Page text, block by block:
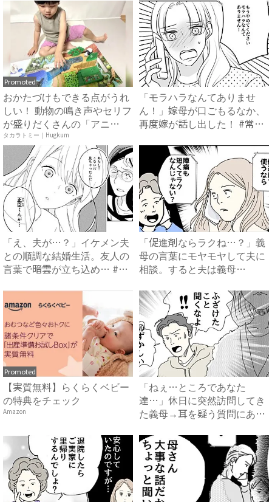
Promoted
おかたづけもできる点がうれ
しい！ 動物の鳴き声やセリフ
が盛りだくさんの「アニ
ア ...
タカラトミー｜Hugkum
「モラハラなんてありませ
ん！」嫁母が口ごもるなか、
再度嫁が話し出した！ #常識
「え、夫が…？」イケメン夫
との順調な結婚生活。友人の
言葉で暗雲が立ち込め… #
「促進剤ならラクね…？」義
母の言葉にモヤモヤして夫に
相談。すると夫は義母
Promoted
【実質無料】らくらくベビー
の特典をチェック
Amazon
「ねぇ…ところであなた
達…」休日に突然訪問してき
た義母→耳を疑う質問にあ